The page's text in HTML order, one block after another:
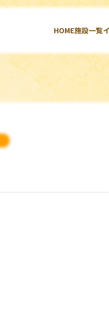
HOME施設一覧